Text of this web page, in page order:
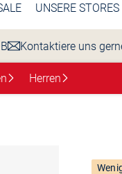
UNSERE STORES
Kontaktiere uns
Herren